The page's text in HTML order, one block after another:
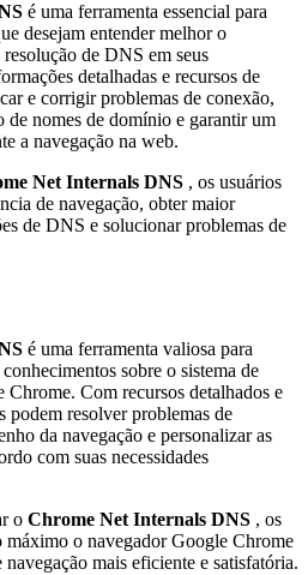
é uma ferramenta essencial para
desejam entender melhor o
de DNS em seus
detalhadas e recursos de
e corrigir problemas de conexão,
de nomes de domínio e garantir um
a navegação na web.
Net Internals DNS , os usuários
de navegação, obter maior
de DNS e solucionar problemas de
é uma ferramenta valiosa para
sobre o sistema de
Com recursos detalhados e
podem resolver problemas de
da navegação e personalizar as
com suas necessidades
o Chrome Net Internals DNS , os
máximo o navegador Google Chrome
mais eficiente e satisfatória.